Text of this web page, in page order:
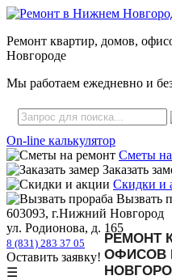
Ремонт квартир, домов,
Новгороде
Мы работаем ежедневно и
On-line калькулятор
Сметы
Заказать
Скидки и
Вызвать
603093, г.Нижний Новгород
ул. Родионова, д. 165
8 (831) 283 37 05
Оставить заявку!
☰
РЕМОНТ
ОФИСОВ